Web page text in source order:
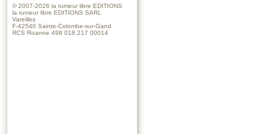
© 2007-2026 la rumeur libre EDITIONS
la rumeur libre EDITIONS SARL
Vareilles
F-42540 Sainte-Colombe-sur-Gand
RCS Roanne 498 018 217 00014